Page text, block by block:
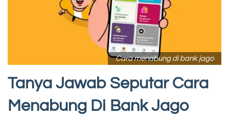
Cara menabung di bank jago
Tanya Jawab Seputar Cara
Menabung Di Bank Jago